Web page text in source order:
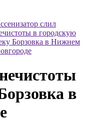
слил
в городскую
Борзовка в Нижнем
в